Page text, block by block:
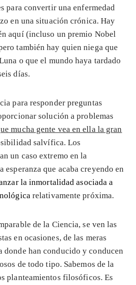
para convertir una enfermedad
en una situación crónica. Hay
aquí (incluso un premio Nobel
también hay quien niega que
o que el mundo haya tardado
días.
para responder preguntas
solución a problemas
mucha gente vea en ella la gran
salvífica. Los
un caso extremo en la
esperanza que acaba creyendo en
la inmortalidad asociada a
relativamente próxima.
de la Ciencia, se ven las
en ocasiones, de las meras
donde han conducido y conducen
de todo tipo. Sabemos de la
planteamientos filosóficos. Es